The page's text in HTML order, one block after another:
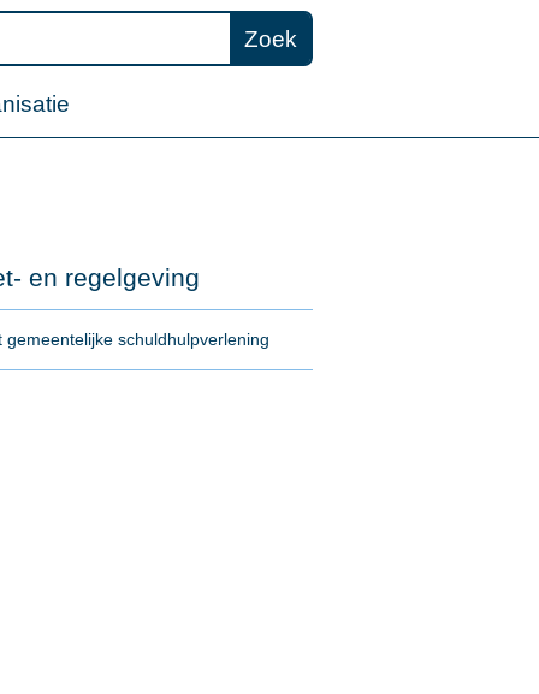
Zoek
en regelgeving
gemeentelijke schuldhulpverlening